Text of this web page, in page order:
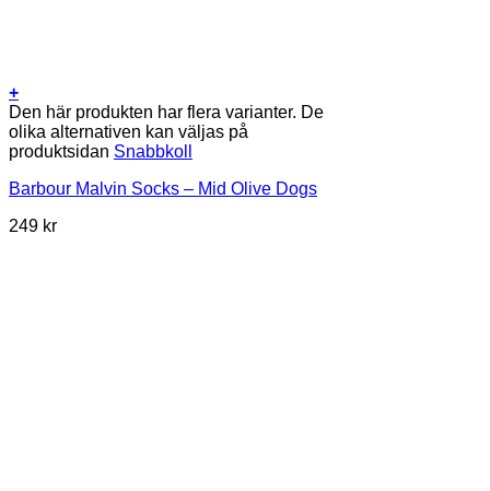
+
Den här produkten har flera varianter. De
olika alternativen kan väljas på
produktsidan Snabbkoll
Barbour Malvin Socks – Mid Olive Dogs
249 kr